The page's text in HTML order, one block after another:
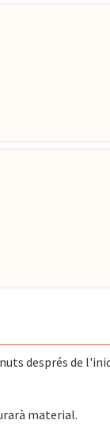
després de
material.